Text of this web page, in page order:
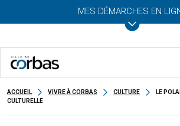
MES DÉMARCHES EN
ACCUEIL VIVRE À CORBAS CULTURE
LE
CULTURELLE